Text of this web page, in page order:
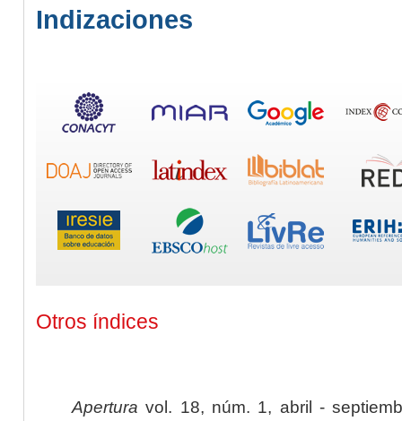
Indizaciones
Otros índices
Apertura vol. 18, núm. 1, abril -